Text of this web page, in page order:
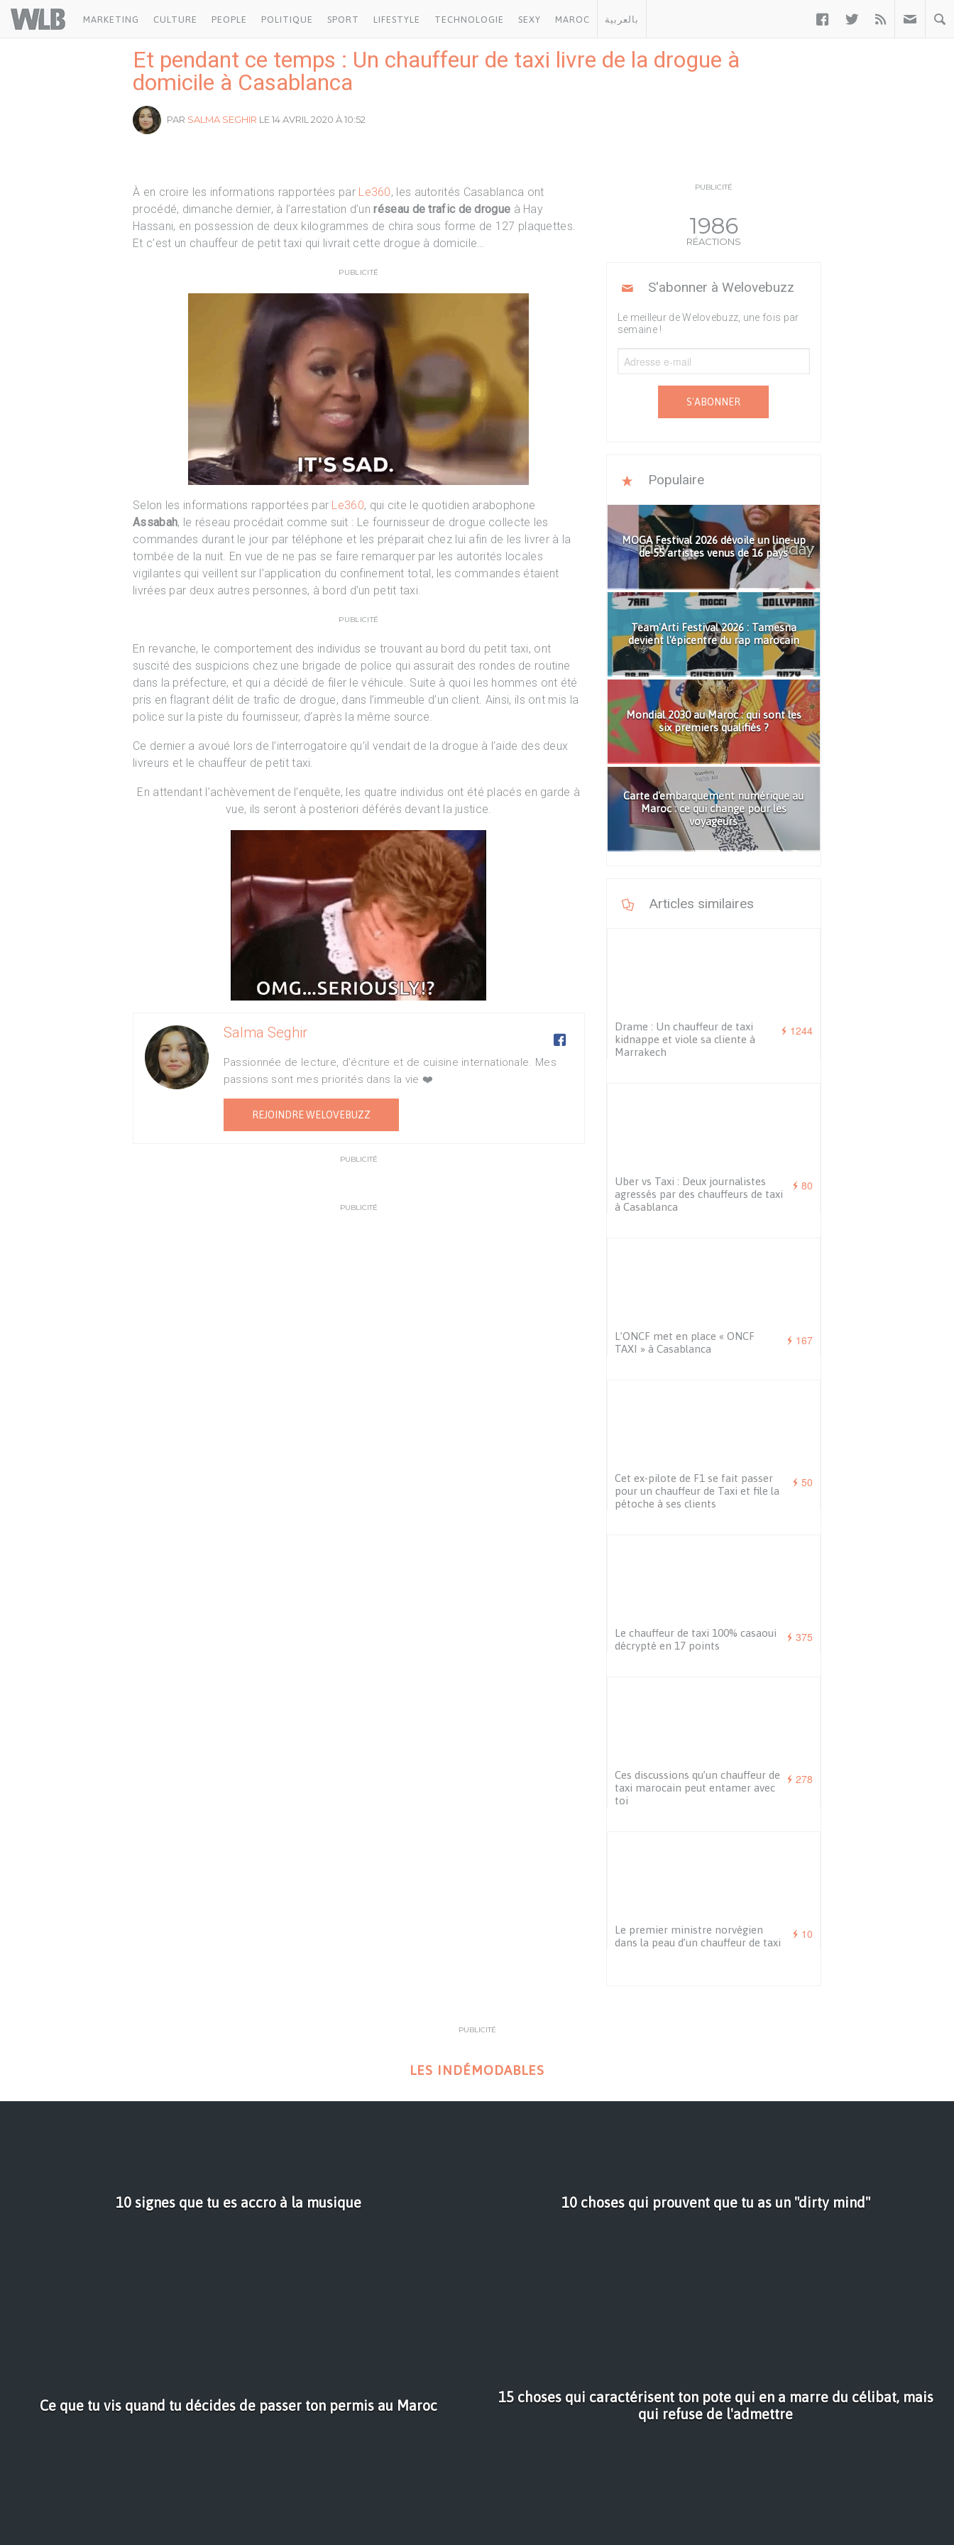
Welovebuzz
MARKETING CULTURE PEOPLE POLITIQUE SPORT LIFESTYLE TECHNOLOGIE SEXY MAROC بالعربية   
Et pendant ce temps : Un chauffeur de taxi livre de la drogue à
domicile à Casablanca
PAR SALMA SEGHIR LE 14 AVRIL 2020 À 10:52
À en croire les informations rapportées par Le360, les autorités Casablanca ont
procédé, dimanche dernier, à l’arrestation d’unréseau de trafic de drogue à Hay
Hassani, en possession de deux kilogrammes de chira sous forme de 127 plaquettes.
Et c’est un chauffeur de petit taxi qui livrait cette drogue à domicile…
PUBLICITÉ
Selon les informations rapportées par Le360, qui cite le quotidien arabophone
Assabah, le réseau procédait comme suit : Le fournisseur de drogue collecte les
commandes durant le jour par téléphone et les préparait chez lui afin de les livrer à la
tombée de la nuit. En vue de ne pas se faire remarquer par les autorités locales
vigilantes qui veillent sur l’application du confinement total, les commandes étaient
livrées par deux autres personnes, à bord d’un petit taxi.
PUBLICITÉ
En revanche, le comportement des individus se trouvant au bord du petit taxi, ont
suscité des suspicions chez une brigade de police qui assurait des rondes de routine
dans la préfecture, et qui a décidé de filer le véhicule. Suite à quoi les hommes ont été
pris en flagrant délit de trafic de drogue, dans l’immeuble d’un client. Ainsi, ils ont mis la
police sur la piste du fournisseur, d’après la même source.
Ce dernier a avoué lors de l’interrogatoire qu’il vendait de la drogue à l’aide des deux
livreurs et le chauffeur de petit taxi.
En attendant l’achèvement de l’enquête, les quatre individus ont été placés en garde à
vue, ils seront à posteriori déférés devant la justice.
Salma Seghir 
Passionnée de lecture, d'écriture et de cuisine internationale. Mes
passions sont mes priorités dans la vie ❤️
REJOINDRE WELOVEBUZZ
PUBLICITÉ
PUBLICITÉ
PUBLICITÉ
1986
RÉACTIONS
S'abonner à Welovebuzz
Le meilleur de Welovebuzz, une fois par
semaine !
S'ABONNER
Populaire
MOGA Festival 2026 dévoile un line-up
de 55 artistes venus de 16 pays
Team'Arti Festival 2026 : Tamesna
devient l'épicentre du rap marocain
Mondial 2030 au Maroc : qui sont les
six premiers qualifiés ?
Carte d'embarquement numérique au
Maroc : ce qui change pour les
voyageurs
Articles similaires
1244
Drame : Un chauffeur de taxi
kidnappe et viole sa cliente à
Marrakech
80
Uber vs Taxi : Deux journalistes
agressés par des chauffeurs de taxi
à Casablanca
167
L’ONCF met en place « ONCF
TAXI » à Casablanca
50
Cet ex-pilote de F1 se fait passer
pour un chauffeur de Taxi et file la
pétoche à ses clients
375
Le chauffeur de taxi 100% casaoui
décrypté en 17 points
278
Ces discussions qu’un chauffeur de
taxi marocain peut entamer avec
toi
10
Le premier ministre norvégien
dans la peau d’un chauffeur de taxi
PUBLICITÉ
LES INDÉMODABLES
10 signes que tu es accro à la musique 10 choses qui prouvent que tu as un "dirty mind"
Ce que tu vis quand tu décides de passer ton permis au Maroc
15 choses qui caractérisent ton pote qui en a marre du célibat, mais
qui refuse de l'admettre